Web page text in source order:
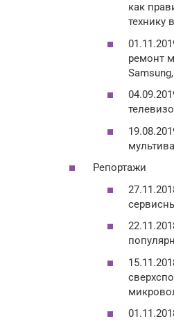
как
технику
ремонт
Репортажи